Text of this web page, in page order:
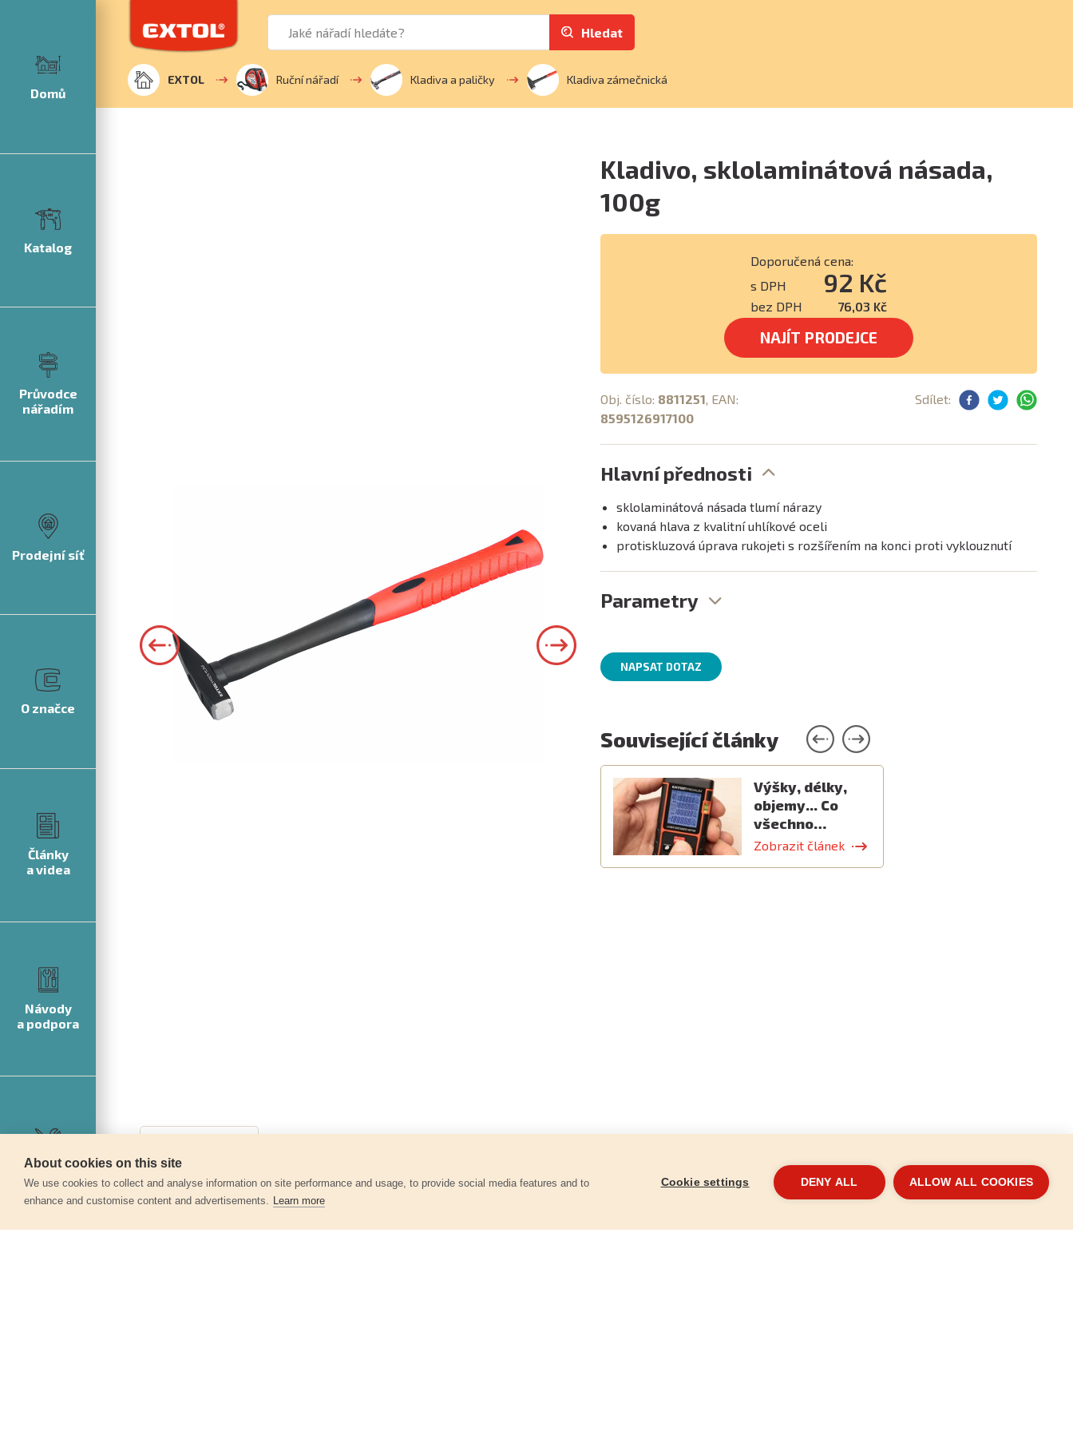
Domů
Katalog
Průvodce
nářadím
Prodejní síť
O značce
Články
a videa
Návody
a podpora
Servis
Hledat
EXTOL Ruční nářadí Kladiva a paličky Kladiva zámečnická
Kladivo, sklolaminátová násada,
100g
Doporučená cena:
s DPH
92 Kč
bez DPH 76,03 Kč
NAJÍT PRODEJCE
Obj. číslo: 8811251, EAN:
8595126917100
Sdílet:
Hlavní přednosti
sklolaminátová násada tlumí nárazy
kovaná hlava z kvalitní uhlíkové oceli
protiskluzová úprava rukojeti s rozšířením na konci proti vyklouznutí
Parametry
NAPSAT DOTAZ
Související články
Výšky, délky,
objemy... Co
všechno…
Zobrazit článek
About cookies on this site
We use cookies to collect and analyse information on site performance and usage, to provide social media features and to
enhance and customise content and advertisements. Learn more
Cookie settings DENY ALL ALLOW ALL COOKIES